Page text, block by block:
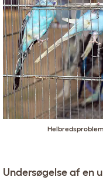
Undersøgelse af en